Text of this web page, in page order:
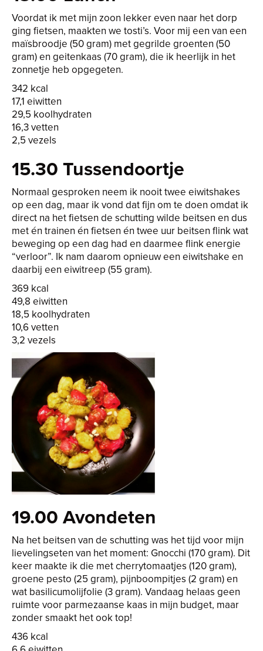
Voordat ik met mijn zoon lekker even naar het dorp
ging fietsen, maakten we tosti’s. Voor mij een van een
maïsbroodje (50 gram) met gegrilde groenten (50
gram) en geitenkaas (70 gram), die ik heerlijk in het
zonnetje heb opgegeten.
342 kcal
17,1 eiwitten
29,5 koolhydraten
16,3 vetten
2,5 vezels
15.30 Tussendoortje
Normaal gesproken neem ik nooit twee eiwitshakes
op een dag, maar ik vond dat fijn om te doen omdat ik
direct na het fietsen de schutting wilde beitsen en dus
met én trainen én fietsen én twee uur beitsen flink wat
beweging op een dag had en daarmee flink energie
“verloor”. Ik nam daarom opnieuw een eiwitshake en
daarbij een eiwitreep (55 gram).
369 kcal
49,8 eiwitten
18,5 koolhydraten
10,6 vetten
3,2 vezels
19.00 Avondeten
Na het beitsen van de schutting was het tijd voor mijn
lievelingseten van het moment: Gnocchi (170 gram). Dit
keer maakte ik die met cherrytomaatjes (120 gram),
groene pesto (25 gram), pijnboompitjes (2 gram) en
wat basilicumolijfolie (3 gram). Vandaag helaas geen
ruimte voor parmezaanse kaas in mijn budget, maar
zonder smaakt het ook top!
436 kcal